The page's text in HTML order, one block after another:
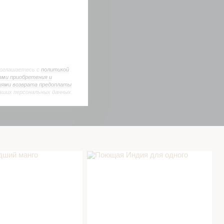
с политикой
приобретения и
возврата предоплаты
персональных данных.
манго в СПА салоне
Поющая Индия для одного в СПА